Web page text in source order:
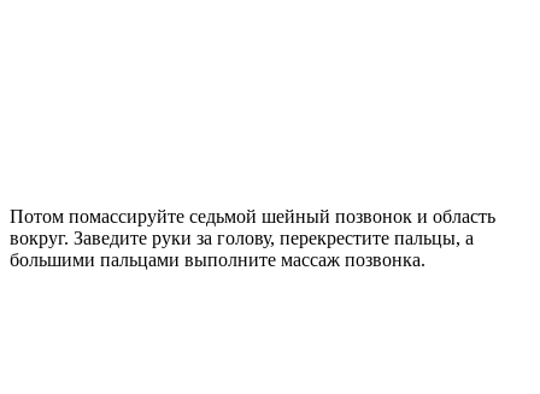
Потом помассируйте седьмой шейный позвонок и область
вокруг. Заведите руки за голову, перекрестите пальцы, а
большими пальцами выполните массаж позвонка.